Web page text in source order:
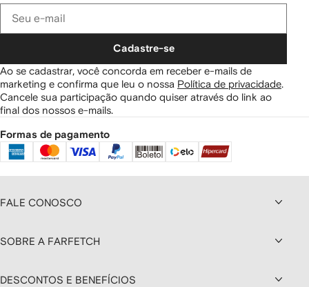
Cadastre-se
Ao se cadastrar, você concorda em receber e-mails de
marketing e confirma que leu o nossa Política de privacidade
Cancele sua participação quando quiser através do link ao
final dos nossos e-mails.
Formas de pagamento
FALE CONOSCO
SOBRE A FARFETCH
DESCONTOS E BENEFÍCIOS